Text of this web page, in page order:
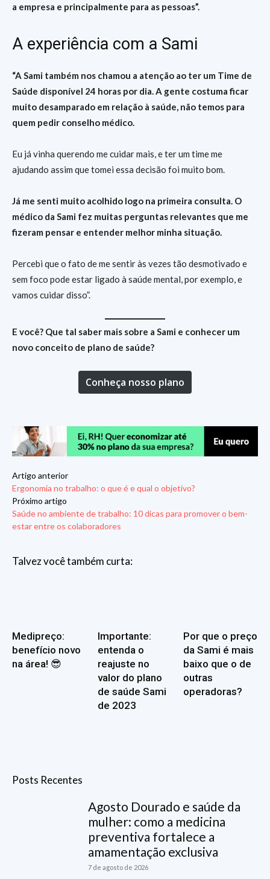
a empresa e principalmente para as pessoas”.
A experiência com a Sami
“A Sami também nos chamou a atenção ao ter um Time de
Saúde disponível 24 horas por dia. A gente costuma ficar
muito desamparado em relação à saúde, não temos para
quem pedir conselho médico.
Eu já vinha querendo me cuidar mais, e ter um time me
ajudando assim que tomei essa decisão foi muito bom.
Já me senti muito acolhido logo na primeira consulta. O
médico da Sami fez muitas perguntas relevantes que me
fizeram pensar e entender melhor minha situação.
Percebi que o fato de me sentir às vezes tão desmotivado e
sem foco pode estar ligado à saúde mental, por exemplo, e
vamos cuidar disso”.
E você? Que tal saber mais sobre a Sami e conhecer um
novo conceito de plano de saúde?
Conheça nosso plano
Artigo anterior
Ergonomia no trabalho: o que é e qual o objetivo?
Próximo artigo
Saúde no ambiente de trabalho: 10 dicas para promover o bem-
estar entre os colaboradores
Talvez você também curta:
Medipreço:
benefício novo
na área! 😎
Importante:
entenda o
reajuste no
valor do plano
de saúde Sami
de 2023
Por que o preço
da Sami é mais
baixo que o de
outras
operadoras?
Posts Recentes
Agosto Dourado e saúde da
mulher: como a medicina
preventiva fortalece a
amamentação exclusiva
7 de agosto de 2026